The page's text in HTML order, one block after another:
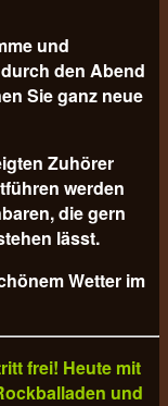
und
den Abend
Sie ganz neue
Zuhörer
werden
die gern
lässt.
Wetter im
frei! Heute mit
und